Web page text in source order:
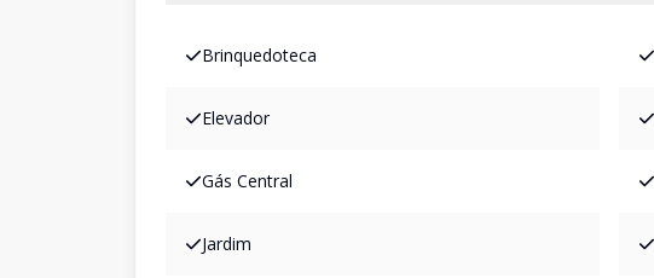
Brinquedoteca
Elevador
Gás Central
Jardim